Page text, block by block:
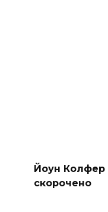
Йоун Колфер
скорочено